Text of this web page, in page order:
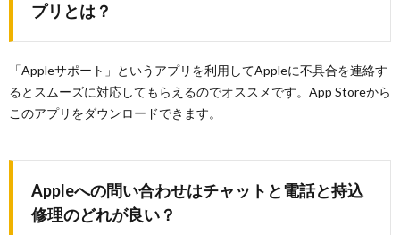
プリとは？
「Appleサポート」というアプリを利用してAppleに不具合を連絡す
るとスムーズに対応してもらえるのでオススメです。App Storeから
このアプリをダウンロードできます。
Appleへの問い合わせはチャットと電話と持込
修理のどれが良い？